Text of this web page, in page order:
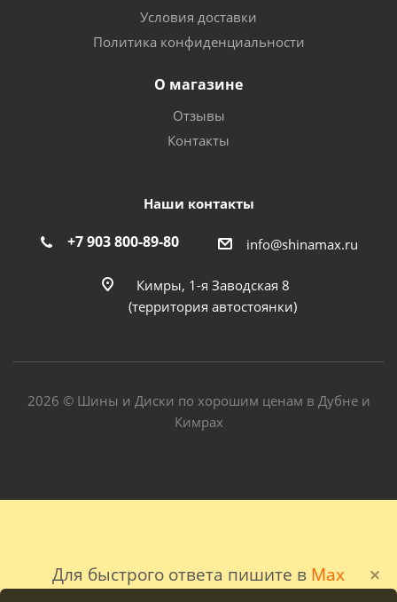
Для быстрого ответа пишите в Max
Условия доставки
Политика конфиденциальности
О магазине
Отзывы
Контакты
Наши контакты
+7 903 800-89-80 info@shinamax.ru
Кимры, 1-я Заводская 8
(территория автостоянки)
2026 © Шины и Диски по хорошим ценам в Дубне и
Кимрах